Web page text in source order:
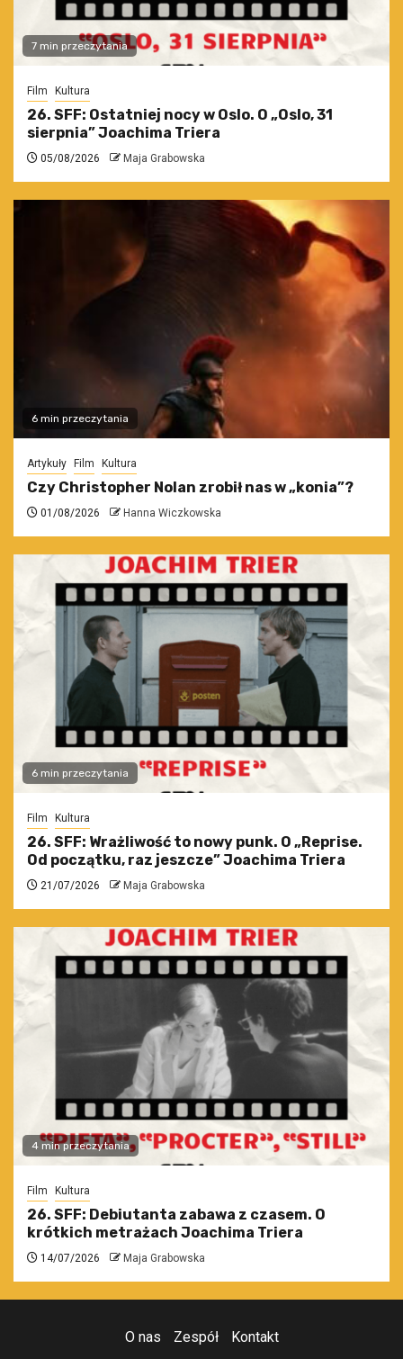
7 min przeczytania
Film Kultura
26. SFF: Ostatniej nocy w Oslo. O „Oslo, 31
sierpnia” Joachima Triera
05/08/2026 Maja Grabowska
6 min przeczytania
Artykuły Film Kultura
Czy Christopher Nolan zrobił nas w „konia”?
01/08/2026 Hanna Wiczkowska
6 min przeczytania
Film Kultura
26. SFF: Wrażliwość to nowy punk. O „Reprise.
Od początku, raz jeszcze” Joachima Triera
21/07/2026 Maja Grabowska
4 min przeczytania
Film Kultura
26. SFF: Debiutanta zabawa z czasem. O
krótkich metrażach Joachima Triera
14/07/2026 Maja Grabowska
O nas Zespół Kontakt